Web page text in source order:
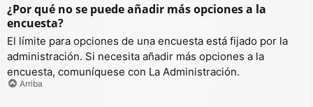
¿Por qué no se puede añadir más opciones a la
encuesta?
El límite para opciones de una encuesta está fijado por la
administración. Si necesita añadir más opciones a la
encuesta, comuníquese con La Administración.
Arriba